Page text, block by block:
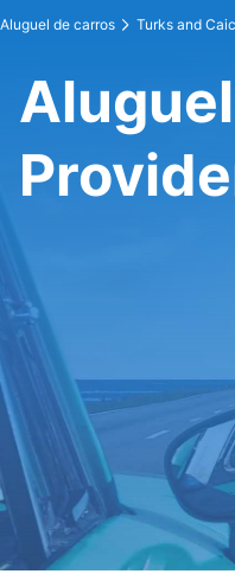
Aluguel de carros Turks and